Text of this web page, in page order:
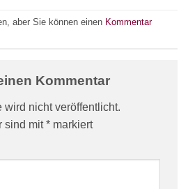
aber Sie können einen Kommentar
Kommentar
wird nicht veröffentlicht.
sind mit* markiert